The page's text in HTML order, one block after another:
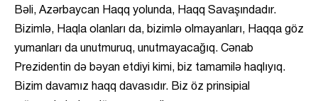
Bəli, Azərbaycan Haqq yolunda, Haqq Savaşındadır.
Bizimlə, Haqla olanları da, bizimlə olmayanları, Haqqa göz
yumanları da unutmuruq, unutmayacağıq. Cənab
Prezidentin də bəyan etdiyi kimi, biz tamamilə haqlıyıq.
Bizim davamız haqq davasıdır. Biz öz prinsipial